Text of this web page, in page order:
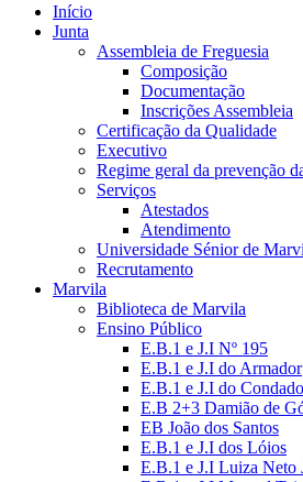
Início
Junta
Assembleia de Freguesia
Composição
Documentação
Inscrições Assembleia
Certificação da Qualidade
Executivo
Regime geral da prevenção
Serviços
Atestados
Atendimento
Universidade Sénior de
Recrutamento
Marvila
Biblioteca de Marvila
Ensino Público
E.B.1 e J.I Nº 195
E.B.1 e J.I do Armador
E.B.1 e J.I do Condado
E.B 2+3 Damião de
EB João dos Santos
E.B.1 e J.I dos Lóios
E.B.1 e J.I Luiza Neto